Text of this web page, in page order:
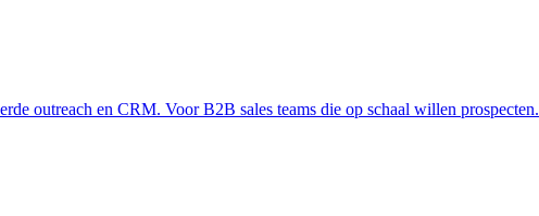
outreach en CRM. Voor B2B sales teams die op schaal willen prospecten.